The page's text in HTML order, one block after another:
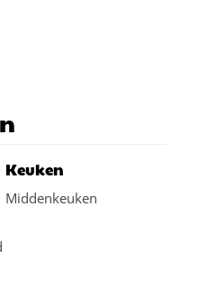
Keuken
Middenkeuken